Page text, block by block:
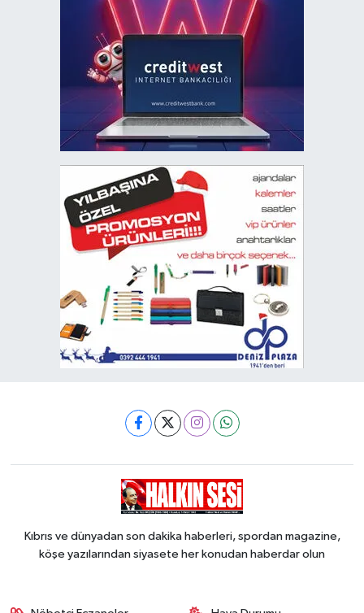
Kıbrıs ve dünyadan son dakika haberleri, spordan magazine,
köşe yazılarından siyasete her konudan haberdar olun